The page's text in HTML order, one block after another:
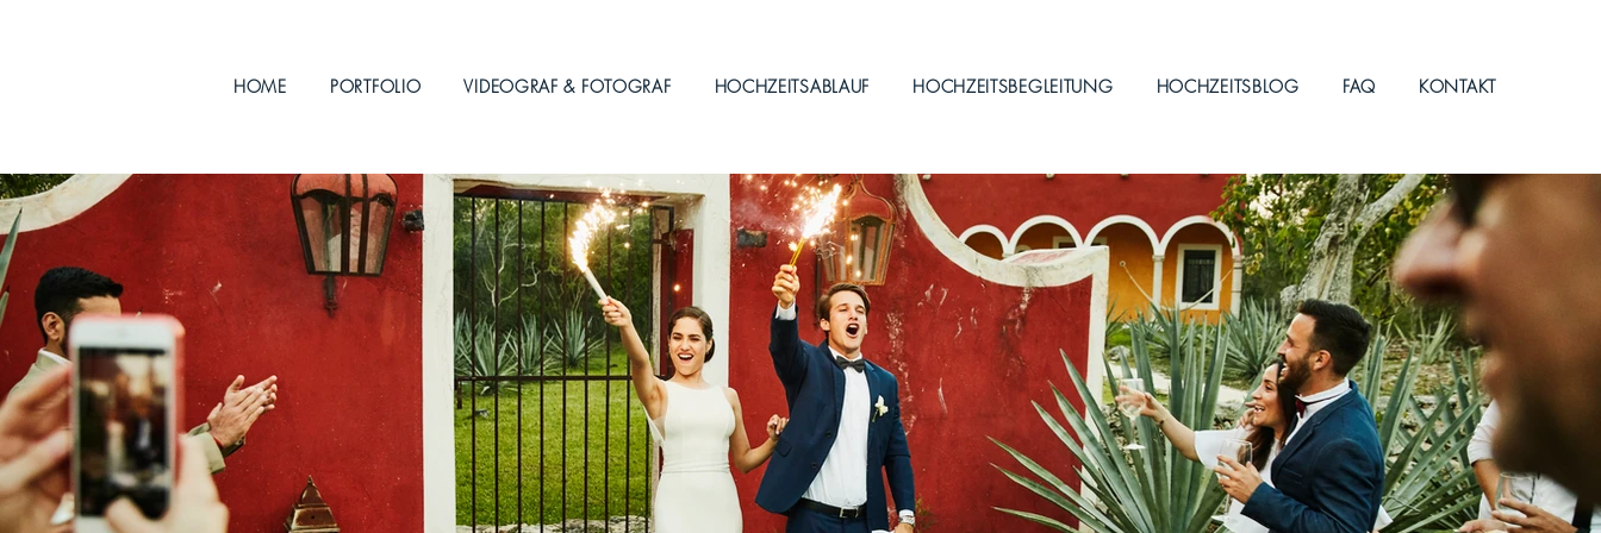
HOME PORTFOLIO VIDEOGRAF & FOTOGRAF HOCHZEITSABLAUF HOCHZEITSBEGLEITUNG HOCHZEITSBLOG FAQ KONTAKT